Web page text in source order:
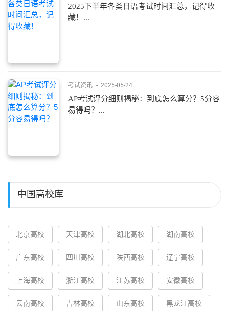
2025下半年各类日语考试时间汇总，记得收
藏！...
考试资讯 - 2025-05-24
AP考试评分细则揭秘：到底怎么算分？5分容
易得吗？...
中国高校库
北京高校 天津高校 湖北高校 湖南高校
广东高校 四川高校 陕西高校 辽宁高校
上海高校 浙江高校 江苏高校 安徽高校
云南高校 吉林高校 山东高校 黑龙江高校